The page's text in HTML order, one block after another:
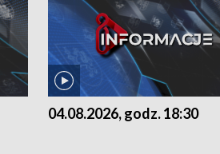
04.08.2026, godz. 18:30